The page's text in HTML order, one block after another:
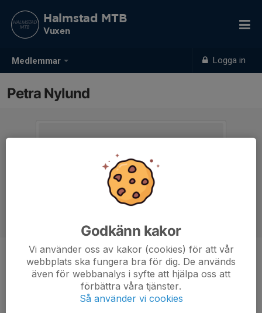
Medlemmar Logga in
Halmstad MTB
Vuxen
Petra Nylund
Ålder 61 år
Godkänn kakor
Vi använder oss av kakor (cookies) för att vår
webbplats ska fungera bra för dig. De används
även för webbanalys i syfte att hjälpa oss att
förbättra våra tjänster.
Så använder vi cookies